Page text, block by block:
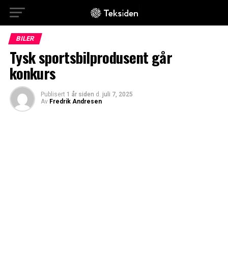
BILER
Tysk sportsbilprodusent går
konkurs
Publisert 1 år siden d. juli 7, 2025
Av Fredrik Andresen